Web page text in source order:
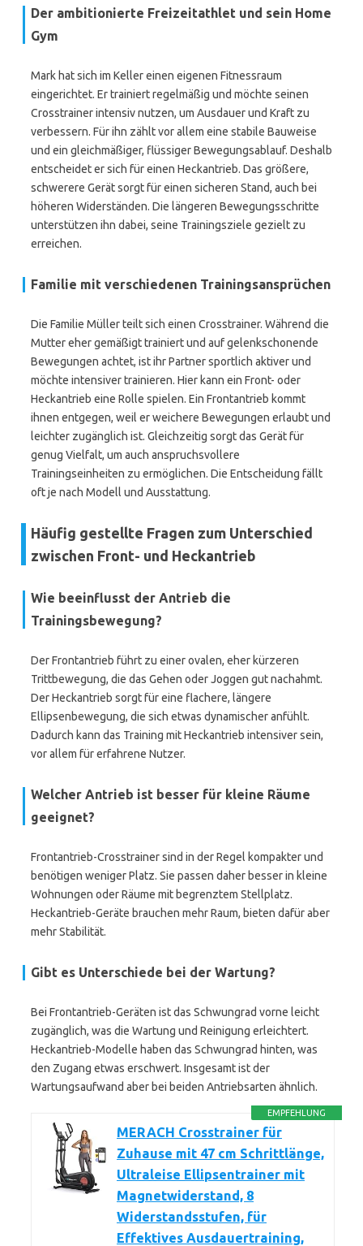
Der ambitionierte Freizeitathlet und sein Home
Gym
Mark hat sich im Keller einen eigenen Fitnessraum
eingerichtet. Er trainiert regelmäßig und möchte seinen
Crosstrainer intensiv nutzen, um Ausdauer und Kraft zu
verbessern. Für ihn zählt vor allem eine stabile Bauweise
und ein gleichmäßiger, flüssiger Bewegungsablauf. Deshalb
entscheidet er sich für einen Heckantrieb. Das größere,
schwerere Gerät sorgt für einen sicheren Stand, auch bei
höheren Widerständen. Die längeren Bewegungsschritte
unterstützen ihn dabei, seine Trainingsziele gezielt zu
erreichen.
Familie mit verschiedenen Trainingsansprüchen
Die Familie Müller teilt sich einen Crosstrainer. Während die
Mutter eher gemäßigt trainiert und auf gelenkschonende
Bewegungen achtet, ist ihr Partner sportlich aktiver und
möchte intensiver trainieren. Hier kann ein Front- oder
Heckantrieb eine Rolle spielen. Ein Frontantrieb kommt
ihnen entgegen, weil er weichere Bewegungen erlaubt und
leichter zugänglich ist. Gleichzeitig sorgt das Gerät für
genug Vielfalt, um auch anspruchsvollere
Trainingseinheiten zu ermöglichen. Die Entscheidung fällt
oft je nach Modell und Ausstattung.
Häufig gestellte Fragen zum Unterschied
zwischen Front- und Heckantrieb
Wie beeinflusst der Antrieb die
Trainingsbewegung?
Der Frontantrieb führt zu einer ovalen, eher kürzeren
Trittbewegung, die das Gehen oder Joggen gut nachahmt.
Der Heckantrieb sorgt für eine flachere, längere
Ellipsenbewegung, die sich etwas dynamischer anfühlt.
Dadurch kann das Training mit Heckantrieb intensiver sein,
vor allem für erfahrene Nutzer.
Welcher Antrieb ist besser für kleine Räume
geeignet?
Frontantrieb-Crosstrainer sind in der Regel kompakter und
benötigen weniger Platz. Sie passen daher besser in kleine
Wohnungen oder Räume mit begrenztem Stellplatz.
Heckantrieb-Geräte brauchen mehr Raum, bieten dafür aber
mehr Stabilität.
Gibt es Unterschiede bei der Wartung?
Bei Frontantrieb-Geräten ist das Schwungrad vorne leicht
zugänglich, was die Wartung und Reinigung erleichtert.
Heckantrieb-Modelle haben das Schwungrad hinten, was
den Zugang etwas erschwert. Insgesamt ist der
Wartungsaufwand aber bei beiden Antriebsarten ähnlich.
EMPFEHLUNG
MERACH Crosstrainer für
Zuhause mit 47 cm Schrittlänge,
Ultraleise Ellipsentrainer mit
Magnetwiderstand, 8
Widerstandsstufen, für
Effektives Ausdauertraining,